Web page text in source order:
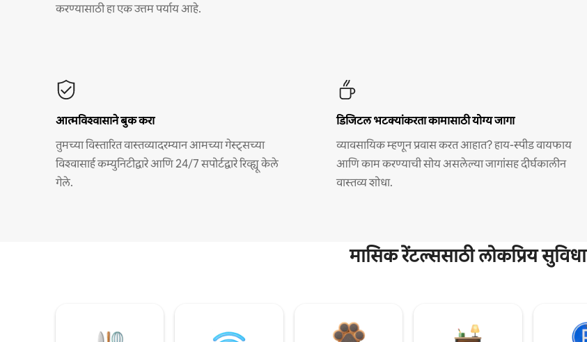
करण्यासाठी हा एक उत्तम पर्याय आहे.
आत्मविश्वासाने बुक करा
तुमच्या विस्तारित वास्तव्यादरम्यान आमच्या गेस्ट्सच्या
विश्वासार्ह कम्युनिटीद्वारे आणि 24/7 सपोर्टद्वारे रिव्ह्यू केले
गेले.
डिजिटल भटक्यांकरता कामासाठी योग्य जागा
व्यावसायिक म्हणून प्रवास करत आहात? हाय-स्पीड वायफाय
आणि काम करण्याची सोय असलेल्या जागांसह दीर्घकालीन
वास्तव्य शोधा.
मासिक रेंटल्ससाठी लोकप्रिय सुविधा